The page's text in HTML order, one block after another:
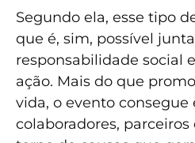
Segundo ela, esse tipo
que é, sim, possível
responsabilidade social
ação. Mais do que
vida, o evento consegue
colaboradores,